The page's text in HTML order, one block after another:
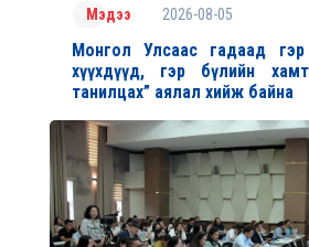
Мэдээ 2026-08-05
Монгол Улсаас гадаад
хүүхдүүд, гэр бүлийн
танилцах” аялал хийж байна